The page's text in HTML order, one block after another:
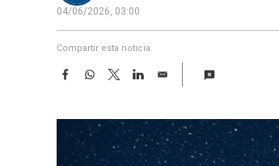
04/06/2026, 03:00
Compartir esta noticia
F
e
b
W
t
s
A
T
w
t
t
e
L
k
e
d
E
i
l